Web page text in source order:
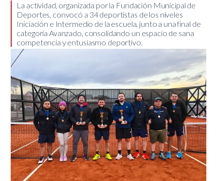
​La actividad, organizada por la Fundación Municipal de
Deportes, convocó a 34 deportistas de los niveles
Iniciación e Intermedio de la escuela, junto a una final de
categoría Avanzado, consolidando un espacio de sana
competencia y entusiasmo deportivo.